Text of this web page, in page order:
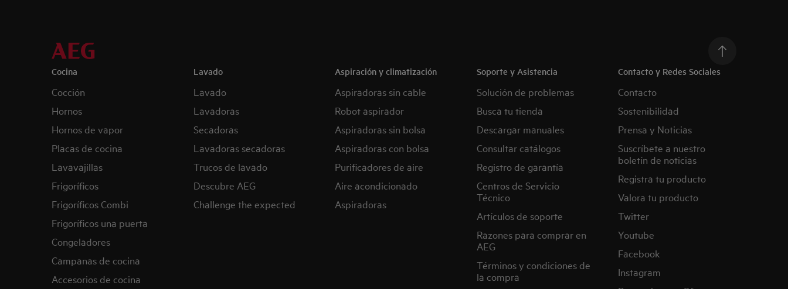
Cocina
Cocción
Hornos
Hornos de vapor
Placas de cocina
Lavavajillas
Frigoríficos
Frigoríficos Combi
Frigoríficos una puerta
Congeladores
Campanas de cocina
Accesorios de cocina
Lavado
Lavado
Lavadoras
Secadoras
Lavadoras secadoras
Trucos de lavado
Descubre AEG
Challenge the expected
Aspiración y climatización
Aspiradoras sin cable
Robot aspirador
Aspiradoras sin bolsa
Aspiradoras con bolsa
Purificadores de aire
Aire acondicionado
Aspiradoras
Soporte y Asistencia
Solución de problemas
Busca tu tienda
Descargar manuales
Consultar catálogos
Registro de garantía
Centros de Servicio
Técnico
Artículos de soporte
Razones para comprar en
AEG
Términos y condiciones de
la compra
Contacto y Redes Sociales
Contacto
Sostenibilidad
Prensa y Noticias
Suscríbete a nuestro
boletín de noticias
Registra tu producto
Valora tu producto
Twitter
Youtube
Facebook
Instagram